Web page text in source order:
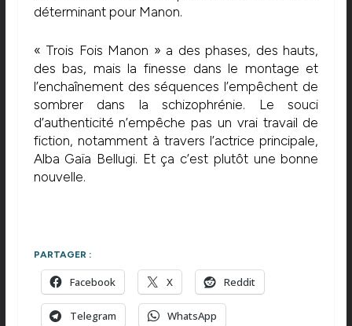
déterminant pour Manon.
« Trois Fois Manon » a des phases, des hauts,
des bas, mais la finesse dans le montage et
l’enchaînement des séquences l’empêchent de
sombrer dans la schizophrénie. Le souci
d’authenticité n’empêche pas un vrai travail de
fiction, notamment à travers l’actrice principale,
Alba Gaïa Bellugi. Et ça c’est plutôt une bonne
nouvelle.
PARTAGER :
Facebook X Reddit
Telegram WhatsApp